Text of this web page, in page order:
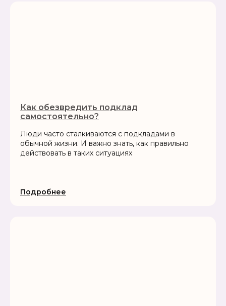
Как обезвредить подклад
самостоятельно?
Люди часто сталкиваются с подкладами в
обычной жизни. И важно знать, как правильно
действовать в таких ситуациях
Подробнее